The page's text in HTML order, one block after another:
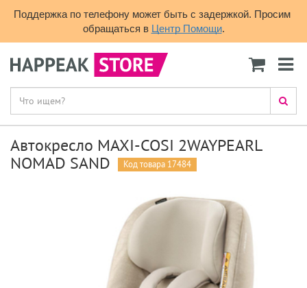
Поддержка по телефону может быть с задержкой. Просим
обращаться в Центр Помощи.
Автокресло MAXI-COSI 2WAYPEARL
NOMAD SAND
Код товара 17484